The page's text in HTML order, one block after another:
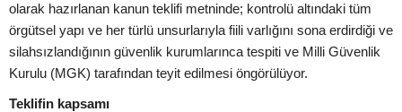
olarak hazırlanan kanun teklifi metninde; kontrolü altındaki tüm
örgütsel yapı ve her türlü unsurlarıyla fiili varlığını sona erdirdiği ve
silahsızlandığının güvenlik kurumlarınca tespiti ve Milli Güvenlik
Kurulu (MGK) tarafından teyit edilmesi öngörülüyor.
Teklifin kapsamı